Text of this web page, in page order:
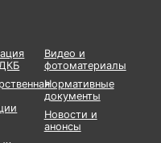
Видео и
фотоматериалы
Нормативные
документы
Новости и
анонсы